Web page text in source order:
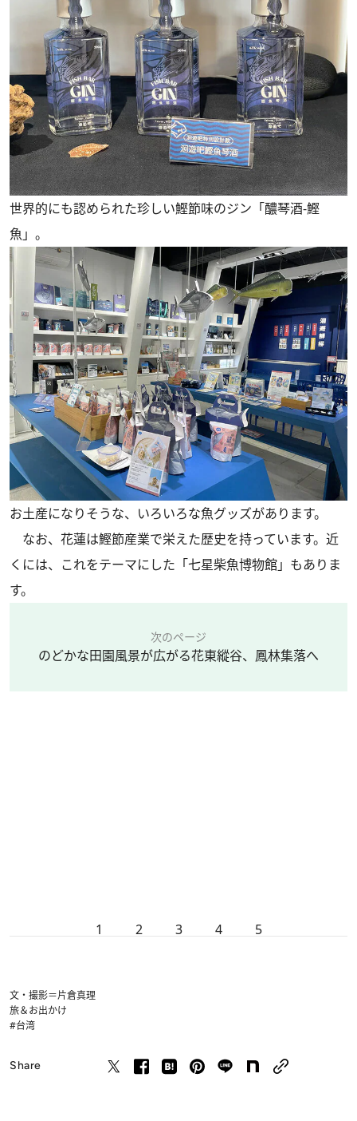
世界的にも認められた珍しい鰹節味のジン「醲琴酒-鰹
魚」。
お土産になりそうな、いろいろな魚グッズがあります。
なお、花蓮は鰹節産業で栄えた歴史を持っています。近
くには、これをテーマにした「七星柴魚博物館」もありま
す。
次のページ
のどかな田園風景が広がる花東縱谷、鳳林集落へ
1 2 3 4 5
文・撮影＝片倉真理
旅＆お出かけ
#台湾
Share